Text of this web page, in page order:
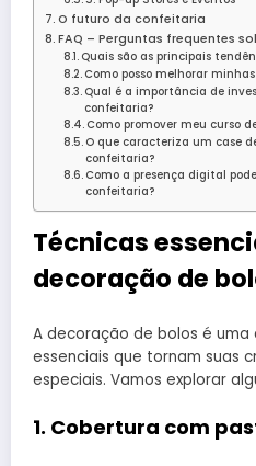
O futuro da confeitaria
FAQ – Perguntas frequentes
Quais são as principais
Como posso melhorar
Qual é a importância de
confeitaria?
Como promover meu curso
O que caracteriza um case
confeitaria?
Como a presença digital
confeitaria?
Técnicas
decoração de
A decoração de bolos é
essenciais que tornam suas
especiais. Vamos explorar
1. Cobertura com